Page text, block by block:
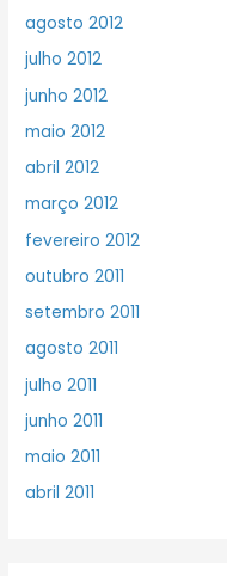
agosto 2012
julho 2012
junho 2012
maio 2012
abril 2012
março 2012
fevereiro 2012
outubro 2011
setembro 2011
agosto 2011
julho 2011
junho 2011
maio 2011
abril 2011